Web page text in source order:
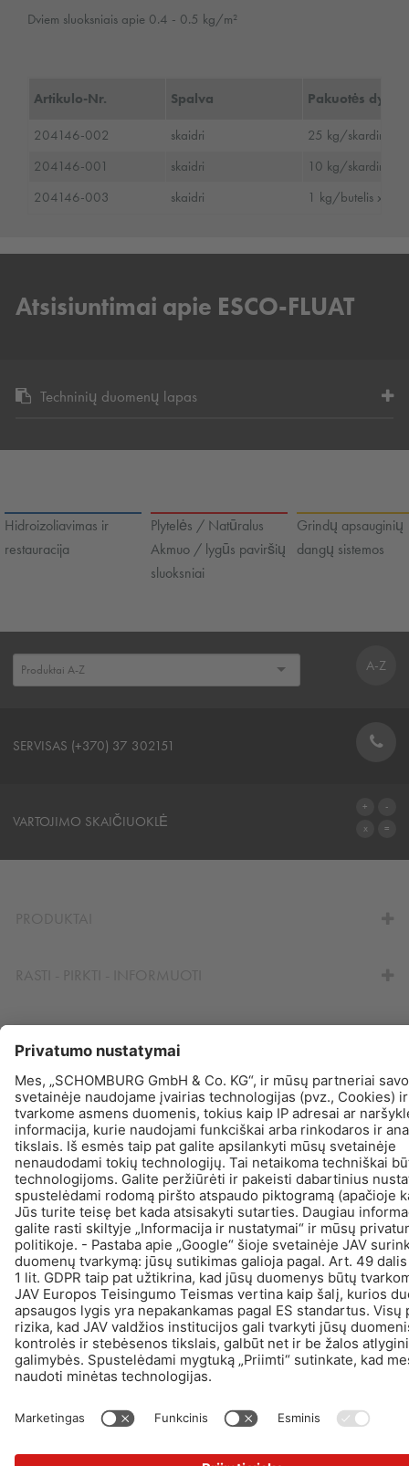
Dviem sluoksniais apie 0.4 - 0.5 kg/m²
Artikulo-Nr. Spalva Pakuotės dydis
204146-002 skaidri
25 kg/skardinė
204146-001
skaidri
10 kg/skardinė
204146-003
skaidri 1 kg/butelis x 6/
Atsisiuntimai apie ESCO-FLUAT
Techninių duomenų lapas
Hidroizoliavimas ir
restauracija
Plytelės / Natūralus
Akmuo / lygūs paviršių
sluoksniai
Grindų apsauginių
dangų sistemos
A-Z
SERVISAS (+370) 37 302151
KONTAKTINĖ FORMA
VARTOJIMO SKAIČIUOKLĖ
© Schomburg.Žymė|Duomenų apsaugos politika|Duomenų apsaugos informacija
Dizainas ir plėtra +| LOUIS INTERNET